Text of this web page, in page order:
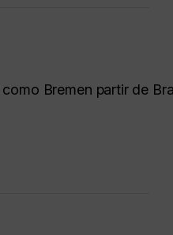
Bremen partir de